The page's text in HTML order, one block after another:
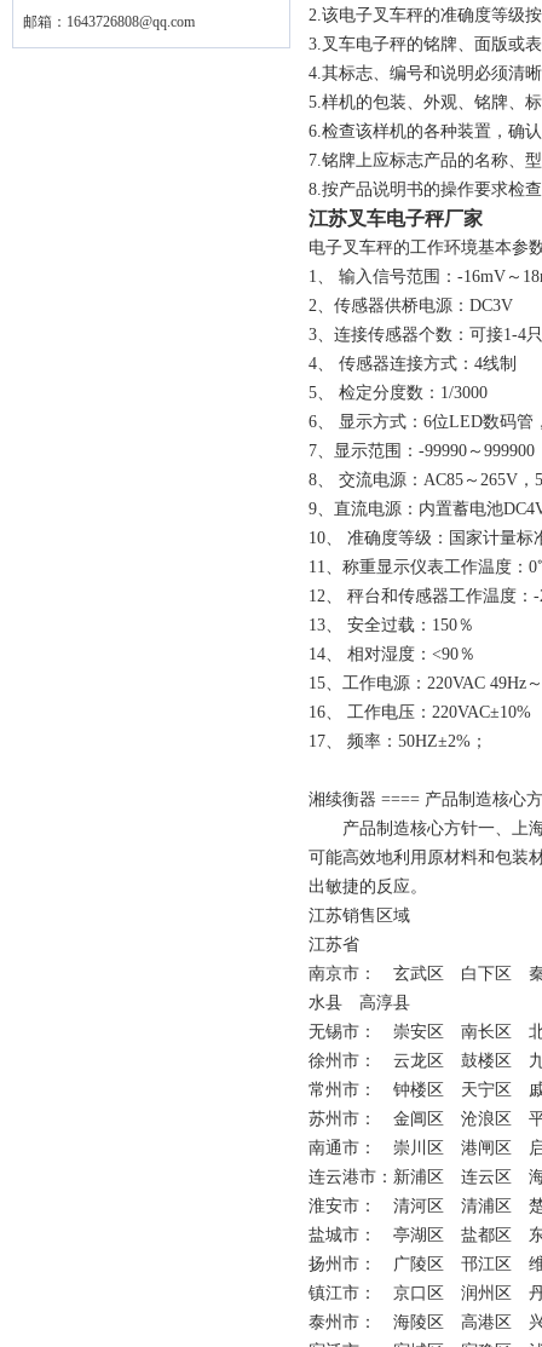
邮箱： 1643726808@qq.com
2.该电子叉车秤的准确度等级
3.叉车电子秤的铭牌、面版或
4.其标志、编号和说明必须清
5.样机的包装、外观、铭牌、
6.检查该样机的各种装置，确
7.铭牌上应标志产品的名称、
8.按产品说明书的操作要求检
江苏叉车电子秤厂家
电子叉车秤的工作环境基本参
1、 输入信号范围：-16mV～
2、传感器供桥电源：DC3V
3、连接传感器个数：可接1-4
4、 传感器连接方式：4线制
5、 检定分度数：1/3000
6、 显示方式：6位LED数码管
7、显示范围：-99990～999900
8、 交流电源：AC85～265V，
9、直流电源：内置蓄电池
10、 准确度等级：国家计量
11、称重显示仪表工作温度：
12、 秤台和传感器工作温度
13、 安全过载：150％
14、 相对湿度：<90％
15、工作电源：220VAC 49Hz
16、 工作电压：220VAC±10%
17、 频率：50HZ±2%；
湘续衡器 ==== 产品制造核心
产品制造核心方针一、上海
可能高效地利用原材料和包装
出敏捷的反应。
江苏销售区域
江苏省
南京市： 玄武区 白下区
水县 高淳县
无锡市： 崇安区 南长区
徐州市： 云龙区 鼓楼区
常州市： 钟楼区 天宁区
苏州市： 金阊区 沧浪区
南通市： 崇川区 港闸区
连云港市：新浦区 连云区
淮安市： 清河区 清浦区
盐城市： 亭湖区 盐都区
扬州市： 广陵区 邗江区
镇江市： 京口区 润州区
泰州市： 海陵区 高港区